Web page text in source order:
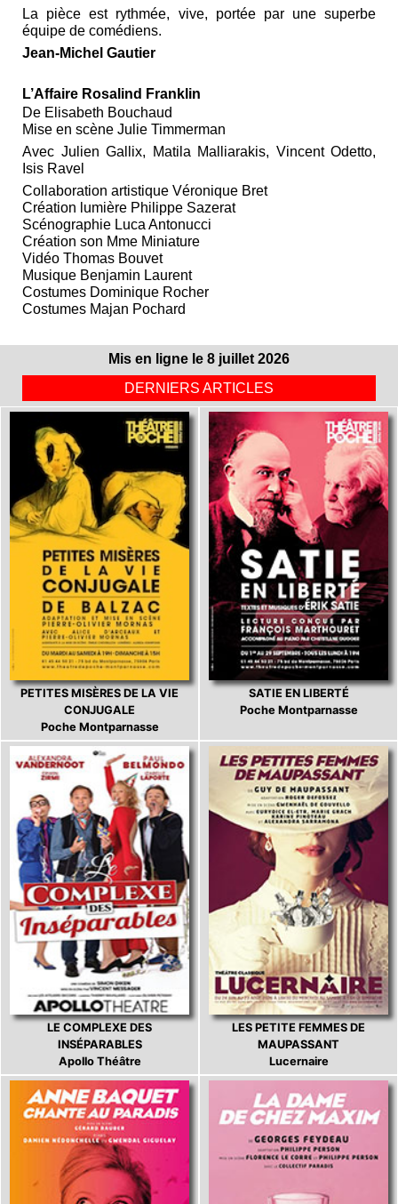
La pièce est rythmée, vive, portée par une superbe
équipe de comédiens.
Jean‑Michel Gautier
L’Affaire Rosalind Franklin
De Elisabeth Bouchaud
Mise en scène Julie Timmerman
Avec Julien Gallix, Matila Malliarakis, Vincent Odetto,
Isis Ravel
Collaboration artistique Véronique Bret
Création lumière Philippe Sazerat
Scénographie Luca Antonucci
Création son Mme Miniature
Vidéo Thomas Bouvet
Musique Benjamin Laurent
Costumes Dominique Rocher
Costumes Majan Pochard
Mis en ligne le 8 juillet 2026
DERNIERS ARTICLES
PETITES MISÈRES DE LA VIE
CONJUGALE
Poche Montparnasse
SATIE EN LIBERTÉ
Poche Montparnasse
LE COMPLEXE DES
INSÉPARABLES
Apollo Théâtre
LES PETITE FEMMES DE
MAUPASSANT
Lucernaire